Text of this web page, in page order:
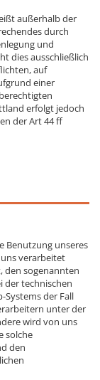
außerhalb der
durch
und
dies ausschließlich
auf
einer
erfolgt jedoch
der Art 44 ff
Benutzung unseres
verarbeitet
den sogenannten
der technischen
Systems der Fall
unter der
wird von uns
solche
den